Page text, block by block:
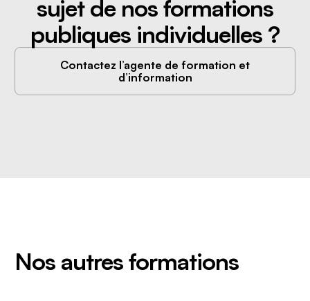
sujet de nos formations
publiques individuelles ?
Contactez l’agente de formation et
d’information
Nos autres formations